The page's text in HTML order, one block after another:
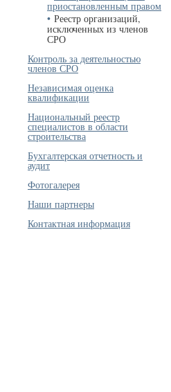
приостановленным правом
Реестр организаций,
исключенных из членов
СРО
Контроль за деятельностью
членов СРО
Независимая оценка
квалификации
Национальный реестр
специалистов в области
строительства
Бухгалтерская отчетность и
аудит
Фотогалерея
Наши партнеры
Контактная информация